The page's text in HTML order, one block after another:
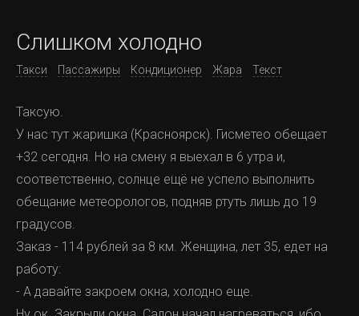
Слишком холодно
Такси Пассажиры Кондиционер Жара Текст
Таксую.
У нас тут жаришка (Красноярск). Гисметео обещает
+32 сегодня. Но на смену я выехал в 6 утра и,
соответственно, солнце ещё не успело выполнить
обещание метеорологов, подняв ртуть лишь до 19
градусов.
Заказ - 114 рублей за 8 км. Женщина, лет 35, едет на
работу:
- А давайте закроем окна, холодно еще.